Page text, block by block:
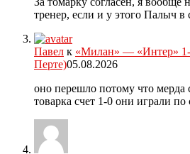
тренер, если и у этого Палыч в
Павел к «Милан» — «Интер» 1-
Перте)05.08.2026
оно перешло потому что мерда
товарка счет 1-0 они играли